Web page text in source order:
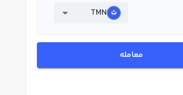
TMN
معامله